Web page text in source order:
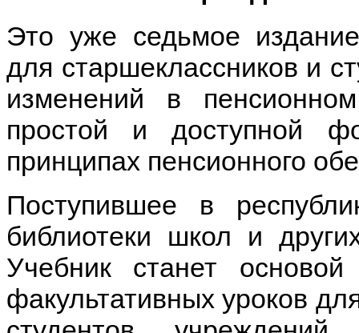
Это уже седьмое
для старшеклассников и
изменений в
простой и доступной
принципах пенсионного
Поступившее в
библиотеки школ и
Учебник станет
факультативных уроков